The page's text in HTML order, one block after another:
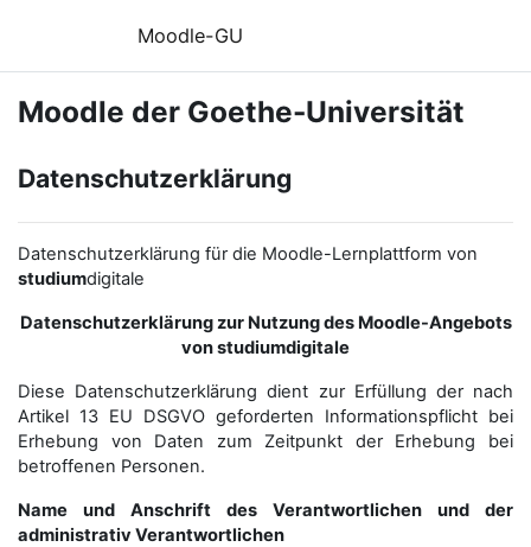
Moodle-GU
Moodle der Goethe-Universität
Datenschutzerklärung
Datenschutzerklärung für die Moodle-Lernplattform von
studiumdigitale
Datenschutzerklärung zur Nutzung des Moodle-Angebots
von studiumdigitale
Diese Datenschutzerklärung dient zur Erfüllung der nach
Artikel 13 EU DSGVO geforderten Informationspflicht bei
Erhebung von Daten zum Zeitpunkt der Erhebung bei
betroffenen Personen.
Name und Anschrift des Verantwortlichen und der
administrativ Verantwortlichen